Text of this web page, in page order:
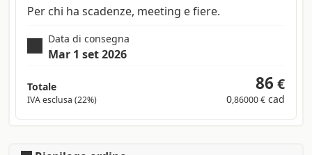
Per chi ha scadenze, meeting e fiere.
Data di consegna
Mar 1 set 2026
Totale
IVA esclusa (22%)
86 €
0,86000 € cad